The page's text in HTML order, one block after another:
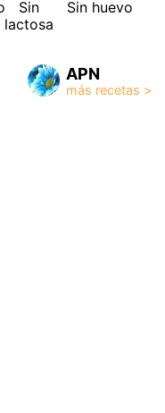
Sin
lactosa
Sin huevo
APN